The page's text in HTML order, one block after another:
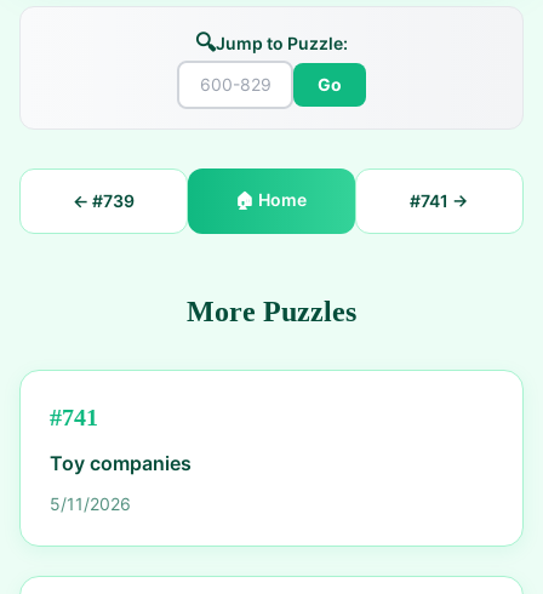
🔍Jump to Puzzle:
Go
← #739 🏠 Home #741 →
More Puzzles
#741
Toy companies
5/11/2026